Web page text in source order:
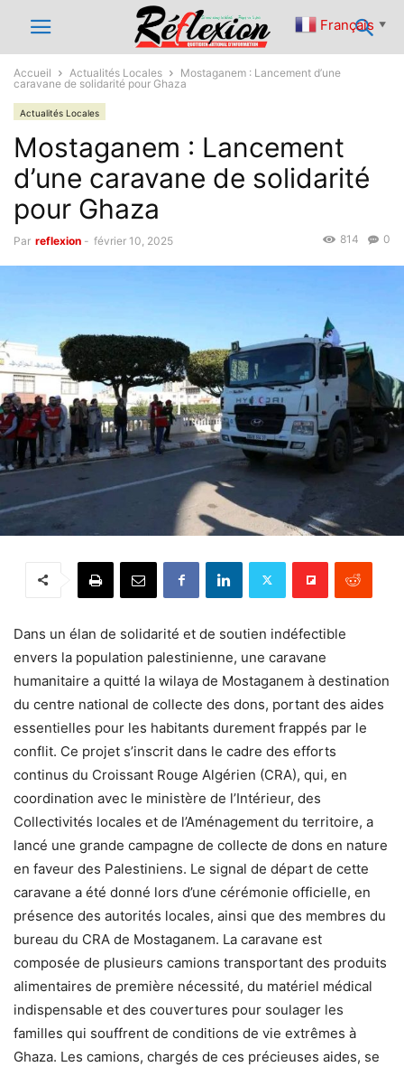
Accueil Actualités Locales
Mostaganem : Lancement d’une
caravane de solidarité pour Ghaza
Actualités Locales
Mostaganem : Lancement
d’une caravane de solidarité
pour Ghaza
Par reflexion - février 10, 2025 0
814
Dans un élan de solidarité et de soutien indéfectible
envers la population palestinienne, une caravane
humanitaire a quitté la wilaya de Mostaganem à destination
du centre national de collecte des dons, portant des aides
essentielles pour les habitants durement frappés par le
conflit. Ce projet s’inscrit dans le cadre des efforts
continus du Croissant Rouge Algérien (CRA), qui, en
coordination avec le ministère de l’Intérieur, des
Collectivités locales et de l’Aménagement du territoire, a
lancé une grande campagne de collecte de dons en nature
en faveur des Palestiniens. Le signal de départ de cette
caravane a été donné lors d’une cérémonie officielle, en
présence des autorités locales, ainsi que des membres du
bureau du CRA de Mostaganem. La caravane est
composée de plusieurs camions transportant des produits
alimentaires de première nécessité, du matériel médical
indispensable et des couvertures pour soulager les
familles qui souffrent de conditions de vie extrêmes à
Ghaza. Les camions, chargés de ces précieuses aides, se
Français ▼